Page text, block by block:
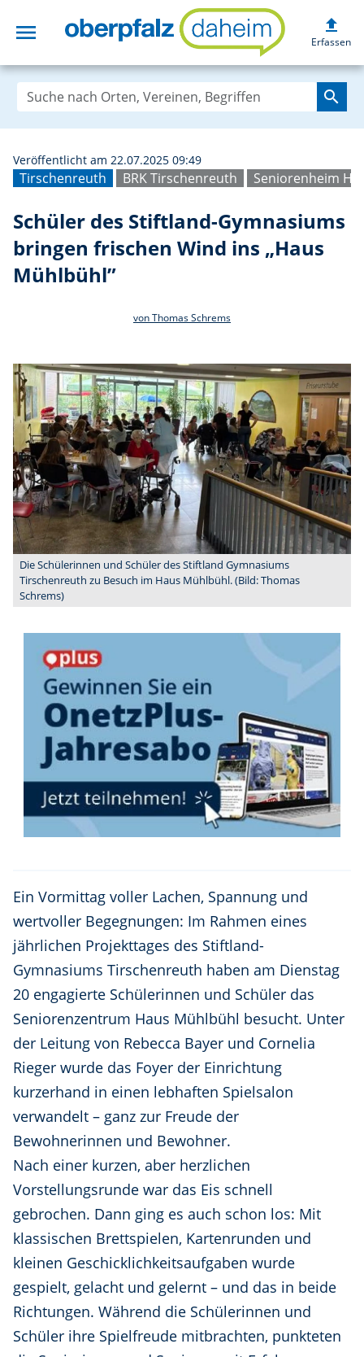
menu Schüler des
upload
Erfassen
search
Tirschenreuth BRK Tirschenreuth Seniorenheim
Veröffentlicht am 22.07.2025 09:49
Schüler des Stiftland-Gymnasiums
bringen frischen Wind ins „Haus
Mühlbühl”
von Thomas Schrems
Die Schülerinnen und Schüler des Stiftland Gymnasiums
Tirschenreuth zu Besuch im Haus Mühlbühl. (Bild: Thomas
Schrems)
Ein Vormittag voller Lachen, Spannung und
wertvoller Begegnungen: Im Rahmen eines
jährlichen Projekttages des Stiftland-
Gymnasiums Tirschenreuth haben am Dienstag
20 engagierte Schülerinnen und Schüler das
Seniorenzentrum Haus Mühlbühl besucht. Unter
der Leitung von Rebecca Bayer und Cornelia
Rieger wurde das Foyer der Einrichtung
kurzerhand in einen lebhaften Spielsalon
verwandelt – ganz zur Freude der
Bewohnerinnen und Bewohner.
Nach einer kurzen, aber herzlichen
Vorstellungsrunde war das Eis schnell
gebrochen. Dann ging es auch schon los: Mit
klassischen Brettspielen, Kartenrunden und
kleinen Geschicklichkeitsaufgaben wurde
gespielt, gelacht und gelernt – und das in beide
Richtungen. Während die Schülerinnen und
Schüler ihre Spielfreude mitbrachten, punkteten